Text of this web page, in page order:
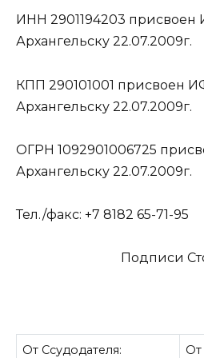
ИНН 2901194203 присвоен
Архангельску 22.07.2009г.
КПП 290101001 присвоен
Архангельску 22.07.2009г.
ОГРН 1092901006725
Архангельску 22.07.2009г.
Тел./факс: +7 8182 65-71-95
Подписи
От Ссудодателя: От